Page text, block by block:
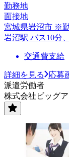
勤務地
面接地
宮城県岩沼市 ※
岩沼駅 バス10分
交通費支給
詳細を見る
応募
派遣労働者
株式会社ビッグ